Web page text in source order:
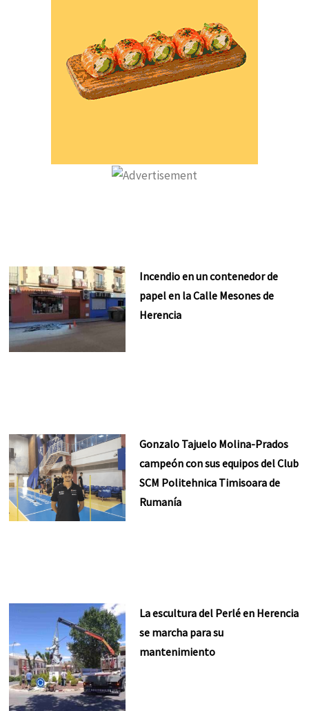
Incendio en un contenedor de
papel en la Calle Mesones de
Herencia
Gonzalo Tajuelo Molina-Prados
campeón con sus equipos del Club
SCM Politehnica Timisoara de
Rumanía
La escultura del Perlé en Herencia
se marcha para su
mantenimiento